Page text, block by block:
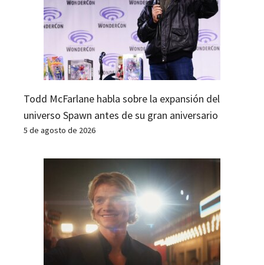
Todd McFarlane habla sobre la expansión del
universo Spawn antes de su gran aniversario
5 de agosto de 2026